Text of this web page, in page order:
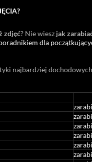
zdjęć? Nie wiesz jak
dla
najbardziej